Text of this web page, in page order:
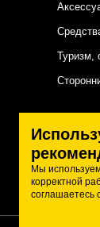
Туризм,
Мы
корректной
соглашаетесь